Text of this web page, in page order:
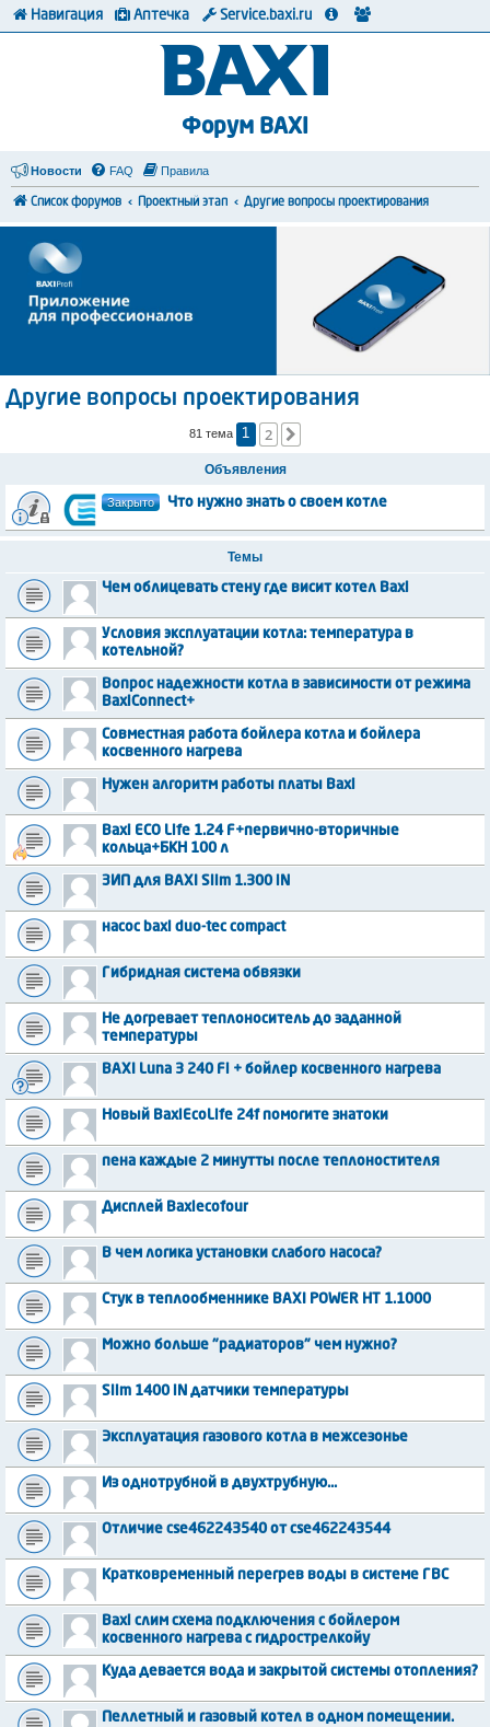
Форум BAXI
Новости FAQ Правила
Список форумов Проектный этап Другие вопросы проектирования
Другие вопросы проектирования
81 тема 1 2
Объявления
Закрыто Что нужно знать о своем котле
Темы
Чем облицевать стену где висит котел Baxi
Условия эксплуатации котла: температура в
котельной?
Вопрос надежности котла в зависимости от режима
BaxiConnect+
Совместная работа бойлера котла и бойлера
косвенного нагрева
Нужен алгоритм работы платы Baxi
Baxi ECO Life 1.24 F+первично-вторичные
кольца+БКН 100 л
ЗИП для BAXI Slim 1.300 iN
насос baxi duo-tec compact
Гибридная система обвязки
Не догревает теплоноситель до заданной
температуры
BAXI Luna 3 240 Fi + бойлер косвенного нагрева
Новый BaxiEcoLife 24f помогите знатоки
пена каждые 2 минутты после теплоностителя
Дисплей Baxiecofour
В чем логика установки слабого насоса?
Стук в теплообменнике BAXI POWER HT 1.1000
Можно больше "радиаторов" чем нужно?
Slim 1400 iN датчики температуры
Эксплуатация газового котла в межсезонье
Из однотрубной в двухтрубную...
Отличие cse462243540 от cse462243544
Кратковременный перегрев воды в системе ГВС
Baxi слим схема подключения с бойлером
косвенного нагрева с гидрострелкойу
Куда девается вода и закрытой системы отопления?
Пеллетный и газовый котел в одном помещении.
Навигация Аптечка Service.baxi.ru